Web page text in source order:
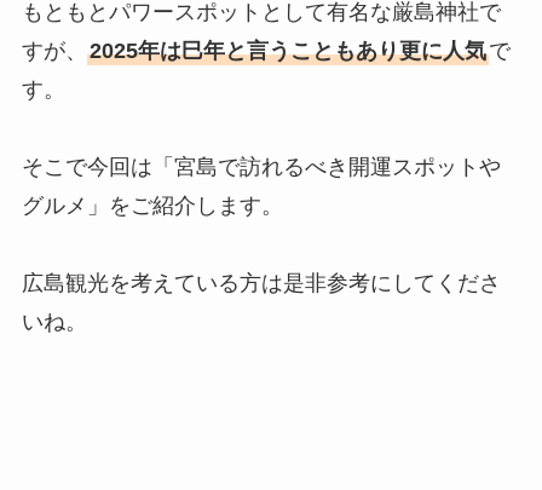
もともとパワースポットとして有名な厳島神社で
すが、 2025年は巳年と言うこともあり更に人気で
す。
そこで今回は「宮島で訪れるべき開運スポットや
グルメ」をご紹介します。
広島観光を考えている方は是非参考にしてくださ
いね。